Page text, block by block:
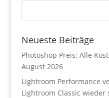
Neueste Beiträge
Photoshop Preis: Alle
August 2026
Lightroom Performance
Lightroom Classic wieder